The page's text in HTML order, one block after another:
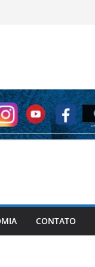
CONTATO